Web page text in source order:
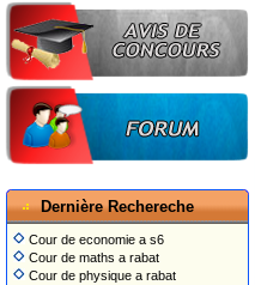
Dernière Rechereche
Cour de economie a s6
Cour de maths a rabat
Cour de physique a rabat